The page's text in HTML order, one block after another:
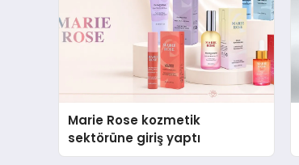
Marie Rose kozmetik
sektörüne giriş yaptı